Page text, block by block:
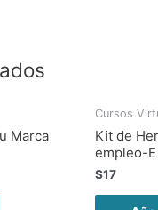
Marca
Cursos
Kit de
empleo-E
$17